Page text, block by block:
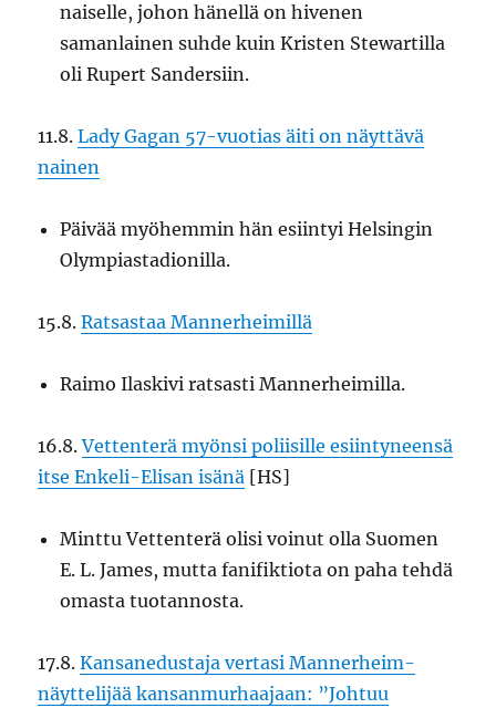
naiselle, johon hänellä on hivenen
samanlainen suhde kuin Kristen Stewartilla
oli Rupert Sandersiin.
11.8.Lady Gagan 57-vuotias äiti on näyttävä
nainen
Päivää myöhemmin hän esiintyi Helsingin
Olympiastadionilla.
15.8.Ratsastaa Mannerheimillä
Raimo Ilaskivi ratsasti Mannerheimilla.
16.8.Vettenterä myönsi poliisille esiintyneensä
itse Enkeli-Elisan isänä [HS]
Minttu Vettenterä olisi voinut olla Suomen
E. L. James, mutta fanifiktiota on paha tehdä
omasta tuotannosta.
17.8.Kansanedustaja vertasi Mannerheim-
näyttelijää kansanmurhaajaan: ”Johtuu